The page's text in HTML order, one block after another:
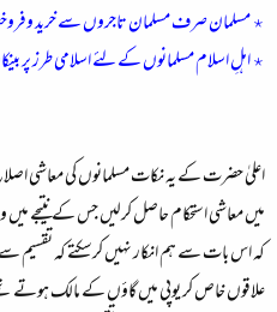
٭ مسلمان صرف مسلمان تاجروں سے خرید
٭ اہلِ اسلام مسلمانوں کے لئے اسلامی طرز پر
اعلیٰ حضرت کے یہ نکات مسلمانوں کی معاشی
میں معاشی استحکام حاصل کرلیں جس کے نتیجے
کہ اس بات سے ہم انکار نہیں کرسکتے کہ
علاقوں خاص کر یوپی میں گاؤں کے مالک ہوتے